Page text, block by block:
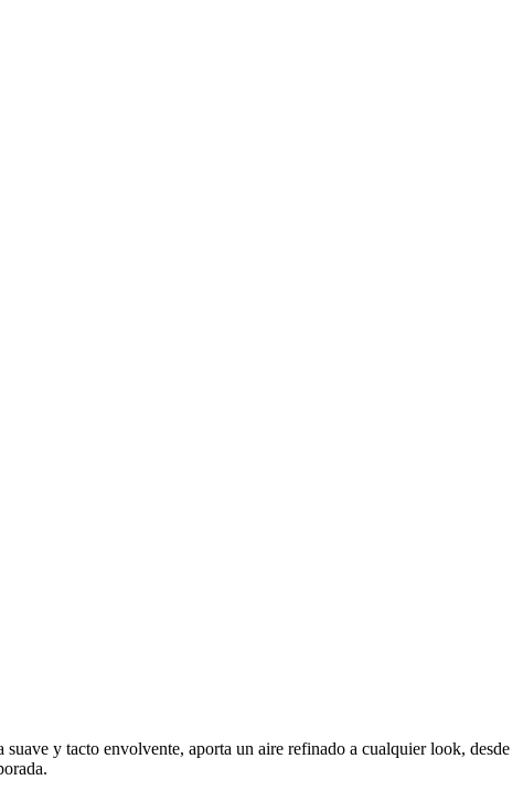
y tacto envolvente, aporta un aire refinado a cualquier look, desde